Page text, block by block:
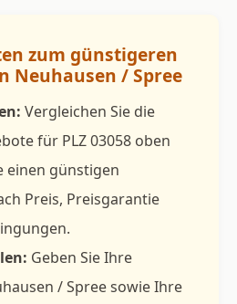
zum günstigeren
Neuhausen / Spree
Vergleichen Sie die
für PLZ 03058 oben
einen günstigen
Preis, Preisgarantie
Geben Sie Ihre
/ Spree sowie Ihre